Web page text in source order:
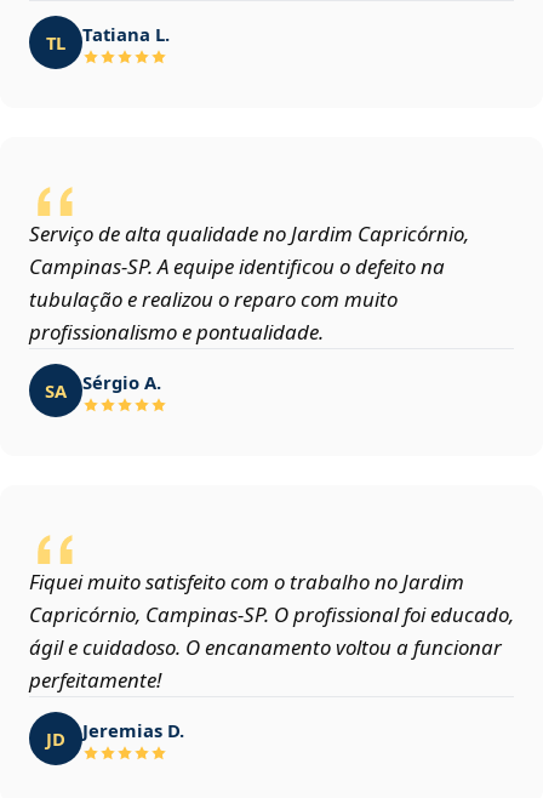
TL Tatiana L.
Serviço de alta qualidade no Jardim Capricórnio,
Campinas‑SP. A equipe identificou o defeito na
tubulação e realizou o reparo com muito
profissionalismo e pontualidade.
SA Sérgio A.
Fiquei muito satisfeito com o trabalho no Jardim
Capricórnio, Campinas‑SP. O profissional foi educado,
ágil e cuidadoso. O encanamento voltou a funcionar
perfeitamente!
JD Jeremias D.